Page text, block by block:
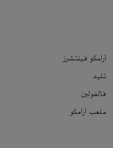
أرامكو فينتشرز
تليد
فالفولين
ملعب أرامكو